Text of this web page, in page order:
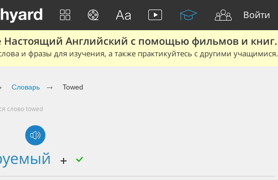
Войти
Настоящий Английский с помощью фильмов и книг.
и фразы для изучения, а также практикуйтесь с другими учащимися.
Словарь Towed
слово towed